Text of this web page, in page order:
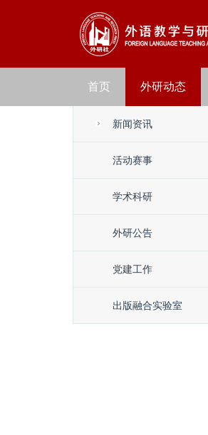
首页 外研动态
新闻资讯
活动赛事
学术科研
外研公告
党建工作
出版融合实验室